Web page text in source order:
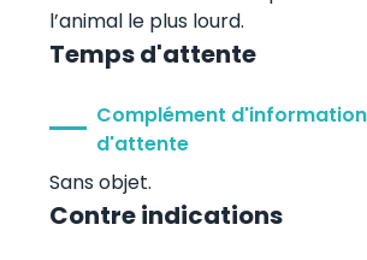
l’animal le plus lourd.
Temps d'attente
Complément
d'attente
Sans objet.
Contre indications